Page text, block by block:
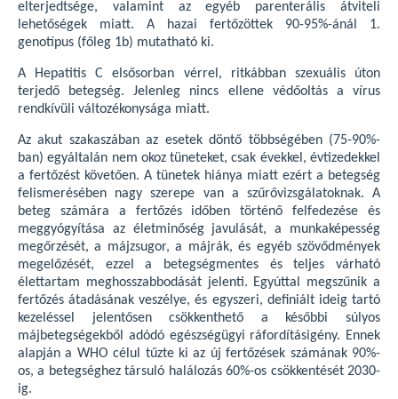
elterjedtsége, valamint az egyéb parenterális átviteli
lehetőségek miatt. A hazai fertőzöttek 90-95%-ánál 1.
genotípus (főleg 1b) mutatható ki.
A Hepatitis C elsősorban vérrel, ritkábban szexuális úton
terjedő betegség. Jelenleg nincs ellene védőoltás a vírus
rendkívüli változékonysága miatt.
Az akut szakaszában az esetek döntő többségében (75-90%-
ban) egyáltalán nem okoz tüneteket, csak évekkel, évtizedekkel
a fertőzést követően. A tünetek hiánya miatt ezért a betegség
felismerésében nagy szerepe van a szűrővizsgálatoknak. A
beteg számára a fertőzés időben történő felfedezése és
meggyógyítása az életminőség javulását, a munkaképesség
megőrzését, a májzsugor, a májrák, és egyéb szövődmények
megelőzését, ezzel a betegségmentes és teljes várható
élettartam meghosszabbodását jelenti. Egyúttal megszűnik a
fertőzés átadásának veszélye, és egyszeri, definiált ideig tartó
kezeléssel jelentősen csökkenthető a későbbi súlyos
májbetegségekből adódó egészségügyi ráfordításigény. Ennek
alapján a WHO célul tűzte ki az új fertőzések számának 90%-
os, a betegséghez társuló halálozás 60%-os csökkentését 2030-
ig.